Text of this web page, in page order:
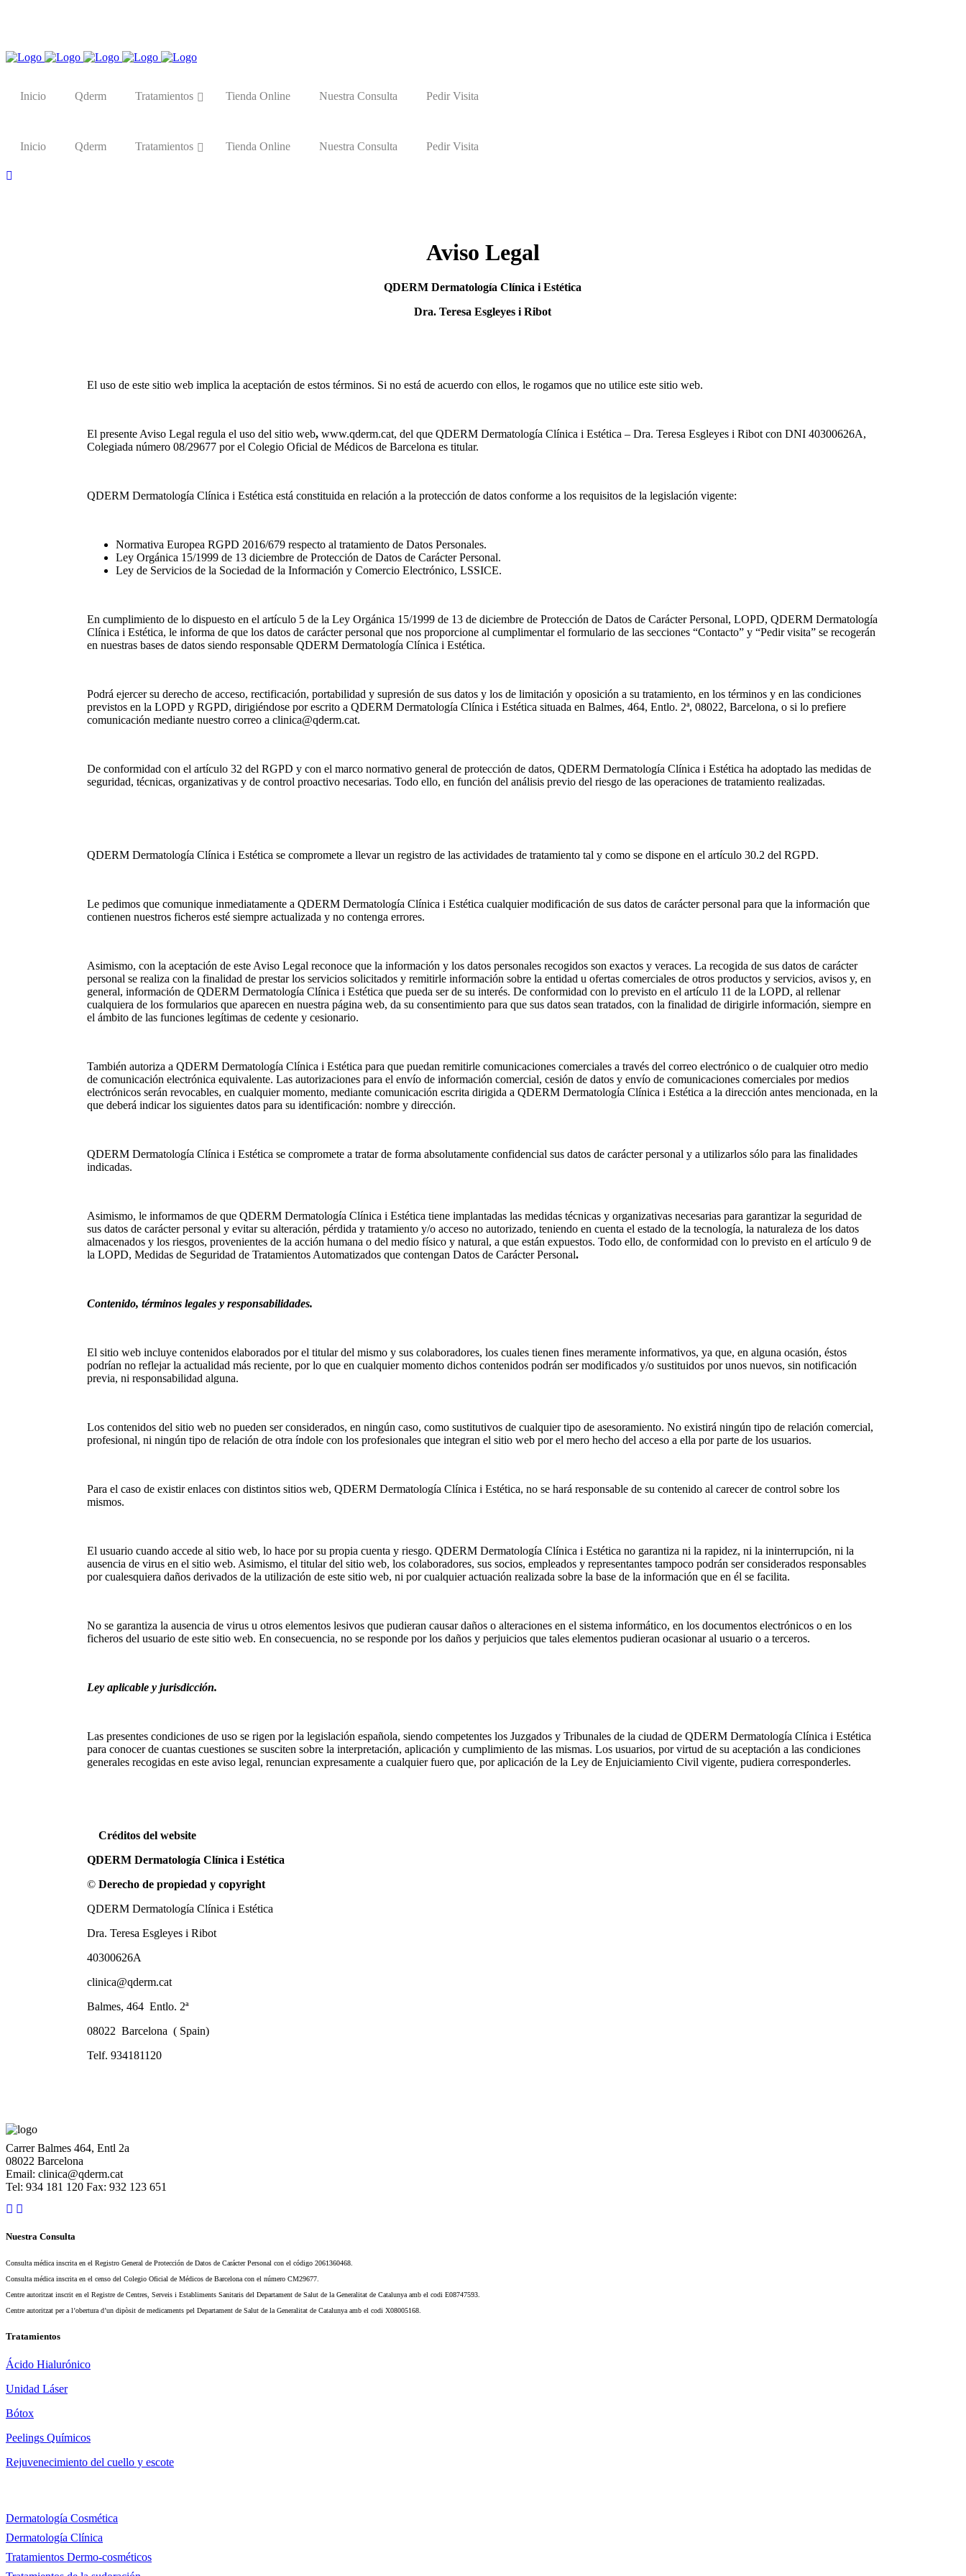
Inicio Qderm Tratamientos Tienda Online Nuestra Consulta Pedir Visita
Inicio Qderm Tratamientos Tienda Online Nuestra Consulta Pedir Visita
Aviso Legal
QDERM Dermatología Clínica i Estética
Dra. Teresa Esgleyes i Ribot
El uso de este sitio web implica la aceptación de estos términos. Si no está de acuerdo con ellos, le rogamos que no utilice este sitio web.
El presente Aviso Legal regula el uso del sitio web,www.qderm.cat, del que QDERM Dermatología Clínica i Estética – Dra. Teresa Esgleyes i Ribot con DNI 40300626A,
Colegiada número 08/29677 por el Colegio Oficial de Médicos de Barcelona es titular.
QDERM Dermatología Clínica i Estética está constituida en relación a la protección de datos conforme a los requisitos de la legislación vigente:
Normativa Europea RGPD 2016/679 respecto al tratamiento de Datos Personales.
Ley Orgánica 15/1999 de 13 diciembre de Protección de Datos de Carácter Personal.
Ley de Servicios de la Sociedad de la Información y Comercio Electrónico, LSSICE.
En cumplimiento de lo dispuesto en el artículo 5 de la Ley Orgánica 15/1999 de 13 de diciembre de Protección de Datos de Carácter Personal, LOPD, QDERM Dermatología
Clínica i Estética, le informa de que los datos de carácter personal que nos proporcione al cumplimentar el formulario de las secciones “Contacto” y “Pedir visita” se recogerán
en nuestras bases de datos siendo responsable QDERM Dermatología Clínica i Estética.
Podrá ejercer su derecho de acceso, rectificación, portabilidad y supresión de sus datos y los de limitación y oposición a su tratamiento, en los términos y en las condiciones
previstos en la LOPD y RGPD, dirigiéndose por escrito a QDERM Dermatología Clínica i Estética situada en Balmes, 464, Entlo. 2ª, 08022, Barcelona, o si lo prefiere
comunicación mediante nuestro correo a clinica@qderm.cat.
De conformidad con el artículo 32 del RGPD y con el marco normativo general de protección de datos, QDERM Dermatología Clínica i Estética ha adoptado las medidas de
seguridad, técnicas, organizativas y de control proactivo necesarias. Todo ello, en función del análisis previo del riesgo de las operaciones de tratamiento realizadas.
QDERM Dermatología Clínica i Estética se compromete a llevar un registro de las actividades de tratamiento tal y como se dispone en el artículo 30.2 del RGPD.
Le pedimos que comunique inmediatamente a QDERM Dermatología Clínica i Estética cualquier modificación de sus datos de carácter personal para que la información que
contienen nuestros ficheros esté siempre actualizada y no contenga errores.
Asimismo, con la aceptación de este Aviso Legal reconoce que la información y los datos personales recogidos son exactos y veraces. La recogida de sus datos de carácter
personal se realiza con la finalidad de prestar los servicios solicitados y remitirle información sobre la entidad u ofertas comerciales de otros productos y servicios, avisos y, en
general, información de QDERM Dermatología Clínica i Estética que pueda ser de su interés. De conformidad con lo previsto en el artículo 11 de la LOPD, al rellenar
cualquiera de los formularios que aparecen en nuestra página web, da su consentimiento para que sus datos sean tratados, con la finalidad de dirigirle información, siempre en
el ámbito de las funciones legítimas de cedente y cesionario.
También autoriza a QDERM Dermatología Clínica i Estética para que puedan remitirle comunicaciones comerciales a través del correo electrónico o de cualquier otro medio
de comunicación electrónica equivalente. Las autorizaciones para el envío de información comercial, cesión de datos y envío de comunicaciones comerciales por medios
electrónicos serán revocables, en cualquier momento, mediante comunicación escrita dirigida a QDERM Dermatología Clínica i Estética a la dirección antes mencionada, en la
que deberá indicar los siguientes datos para su identificación: nombre y dirección.
QDERM Dermatología Clínica i Estética se compromete a tratar de forma absolutamente confidencial sus datos de carácter personal y a utilizarlos sólo para las finalidades
indicadas.
Asimismo, le informamos de que QDERM Dermatología Clínica i Estética tiene implantadas las medidas técnicas y organizativas necesarias para garantizar la seguridad de
sus datos de carácter personal y evitar su alteración, pérdida y tratamiento y/o acceso no autorizado, teniendo en cuenta el estado de la tecnología, la naturaleza de los datos
almacenados y los riesgos, provenientes de la acción humana o del medio físico y natural, a que están expuestos. Todo ello, de conformidad con lo previsto en el artículo 9 de
la LOPD, Medidas de Seguridad de Tratamientos Automatizados que contengan Datos de Carácter Personal.
Contenido, términos legales y responsabilidades.
El sitio web incluye contenidos elaborados por el titular del mismo y sus colaboradores, los cuales tienen fines meramente informativos, ya que, en alguna ocasión, éstos
podrían no reflejar la actualidad más reciente, por lo que en cualquier momento dichos contenidos podrán ser modificados y/o sustituidos por unos nuevos, sin notificación
previa, ni responsabilidad alguna.
Los contenidos del sitio web no pueden ser considerados, en ningún caso, como sustitutivos de cualquier tipo de asesoramiento. No existirá ningún tipo de relación comercial,
profesional, ni ningún tipo de relación de otra índole con los profesionales que integran el sitio web por el mero hecho del acceso a ella por parte de los usuarios.
Para el caso de existir enlaces con distintos sitios web, QDERM Dermatología Clínica i Estética, no se hará responsable de su contenido al carecer de control sobre los
mismos.
El usuario cuando accede al sitio web, lo hace por su propia cuenta y riesgo. QDERM Dermatología Clínica i Estética no garantiza ni la rapidez, ni la ininterrupción, ni la
ausencia de virus en el sitio web. Asimismo, el titular del sitio web, los colaboradores, sus socios, empleados y representantes tampoco podrán ser considerados responsables
por cualesquiera daños derivados de la utilización de este sitio web, ni por cualquier actuación realizada sobre la base de la información que en él se facilita.
No se garantiza la ausencia de virus u otros elementos lesivos que pudieran causar daños o alteraciones en el sistema informático, en los documentos electrónicos o en los
ficheros del usuario de este sitio web. En consecuencia, no se responde por los daños y perjuicios que tales elementos pudieran ocasionar al usuario o a terceros.
Ley aplicable y jurisdicción.
Las presentes condiciones de uso se rigen por la legislación española, siendo competentes los Juzgados y Tribunales de la ciudad de QDERM Dermatología Clínica i Estética
para conocer de cuantas cuestiones se susciten sobre la interpretación, aplicación y cumplimiento de las mismas. Los usuarios, por virtud de su aceptación a las condiciones
generales recogidas en este aviso legal, renuncian expresamente a cualquier fuero que, por aplicación de la Ley de Enjuiciamiento Civil vigente, pudiera corresponderles.
Créditos del website
QDERM Dermatología Clínica i Estética
©Derecho de propiedad y copyright
QDERM Dermatología Clínica i Estética
Dra. Teresa Esgleyes i Ribot
40300626A
clinica@qderm.cat
Balmes, 464 Entlo. 2ª
08022 Barcelona ( Spain)
Telf. 934181120
Carrer Balmes 464, Entl 2a
08022 Barcelona
Email: clinica@qderm.cat
Tel: 934 181 120 Fax: 932 123 651
Nuestra Consulta
Consulta médica inscrita en el Registro General de Protección de Datos de Carácter Personal con el código 2061360468.
Consulta médica inscrita en el censo del Colegio Oficial de Médicos de Barcelona con el número CM29677.
Centre autoritzat inscrit en el Registre de Centres, Serveis i Establiments Sanitaris del Departament de Salut de la Generalitat de Catalunya amb el codi E08747593.
Centre autoritzat per a l’obertura d’un dipòsit de medicaments pel Departament de Salut de la Generalitat de Catalunya amb el codi X08005168.
Tratamientos
Ácido Hialurónico
Unidad Láser
Bótox
Peelings Químicos
Rejuvenecimiento del cuello y escote
Dermatología Cosmética
Dermatología Clínica
Tratamientos Dermo-cosméticos